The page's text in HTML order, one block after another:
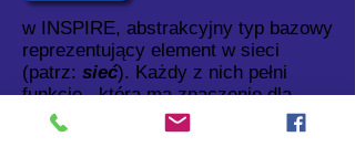
w INSPIRE, abstrakcyjny typ bazowy
reprezentujący element w sieci
(patrz: sieć). Każdy z nich pełni
funkcję , która ma znaczenie dla
sieci.